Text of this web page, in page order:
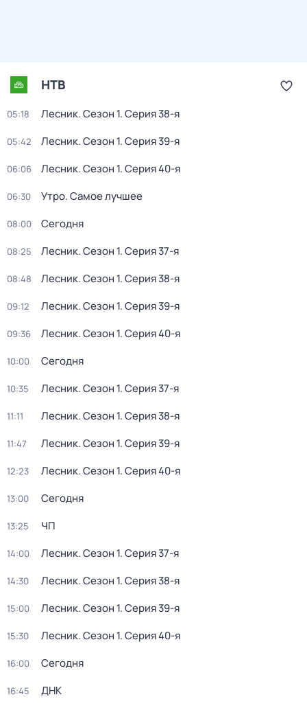
НТВ
05:18 Лесник. Сезон 1. Серия 38-я
05:42 Лесник. Сезон 1. Серия 39-я
06:06 Лесник. Сезон 1. Серия 40-я
06:30 Утро. Самое лучшее
08:00 Сегодня
08:25 Лесник. Сезон 1. Серия 37-я
08:48 Лесник. Сезон 1. Серия 38-я
09:12 Лесник. Сезон 1. Серия 39-я
09:36 Лесник. Сезон 1. Серия 40-я
10:00 Сегодня
10:35 Лесник. Сезон 1. Серия 37-я
11:11 Лесник. Сезон 1. Серия 38-я
11:47 Лесник. Сезон 1. Серия 39-я
12:23 Лесник. Сезон 1. Серия 40-я
13:00 Сегодня
13:25 ЧП
14:00 Лесник. Сезон 1. Серия 37-я
14:30 Лесник. Сезон 1. Серия 38-я
15:00 Лесник. Сезон 1. Серия 39-я
15:30 Лесник. Сезон 1. Серия 40-я
16:00 Сегодня
16:45 ДНК